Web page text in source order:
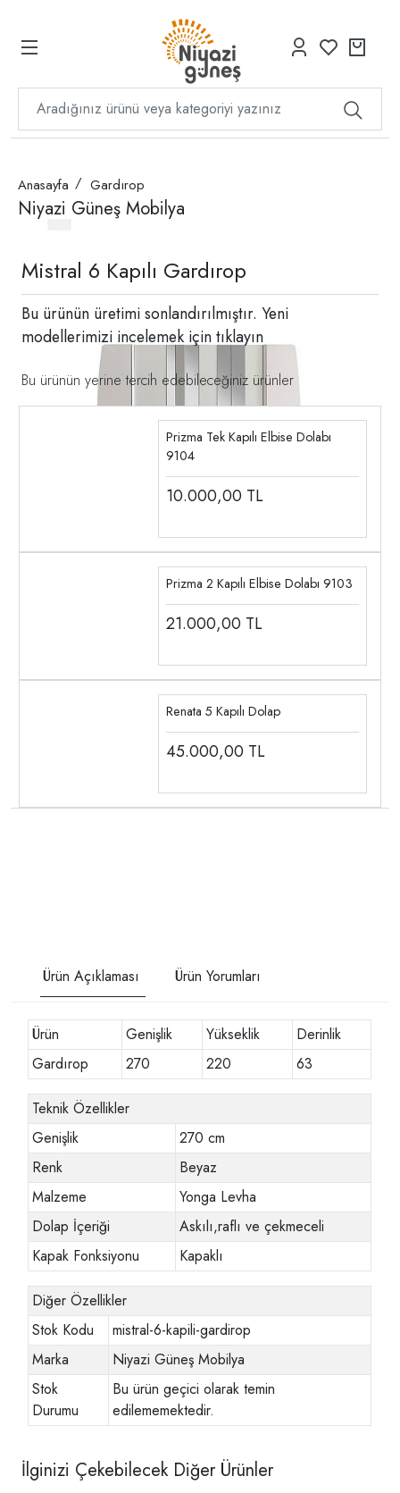
Anasayfa Gardırop
Niyazi Güneş Mobilya
Mistral 6 Kapılı Gardırop
Bu ürünün üretimi sonlandırılmıştır. Yeni
modellerimizi incelemek içintıklayın
Bu ürünün yerine tercih edebileceğiniz ürünler
Prizma Tek Kapılı Elbise Dolabı
9104
10.000,00 TL
Prizma 2 Kapılı Elbise Dolabı 9103
21.000,00 TL
Renata 5 Kapılı Dolap
45.000,00 TL
Ürün Açıklaması Ürün Yorumları
Ürün Genişlik Yükseklik
Derinlik
Gardırop
270 220 63
Teknik Özellikler
Genişlik
270 cm
Renk
Beyaz
Malzeme
Yonga Levha
Dolap İçeriği
Askılı,raflı ve çekmeceli
Kapak Fonksiyonu
Kapaklı
Diğer Özellikler
Stok Kodu
mistral-6-kapili-gardirop
Marka
Niyazi Güneş Mobilya
Stok
Durumu
Bu ürün geçici olarak temin
edilememektedir.
İlginizi Çekebilecek Diğer Ürünler